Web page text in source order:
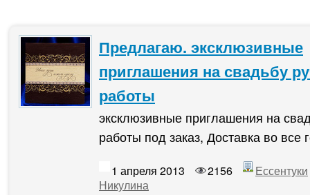
Предлагаю. эксклюзивные
приглашения на свадьбу
работы
эксклюзивные приглашения на
работы под заказ, Доставка во все
1 апреля 2013 2156
Ессентуки
Никулина